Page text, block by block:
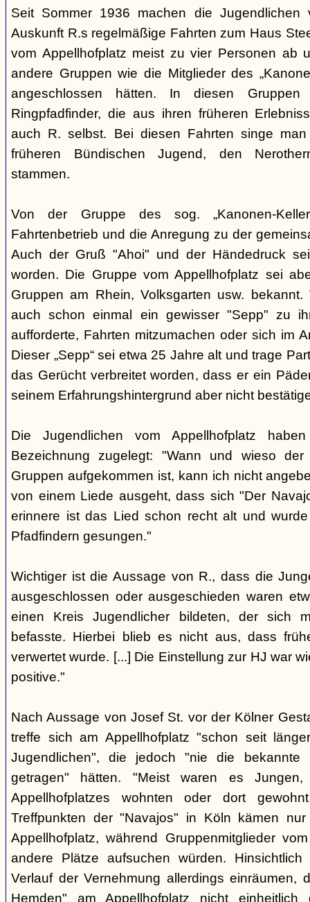
Seit Sommer 1936 machen die Jugendlichen
Auskunft R.s regelmäßige Fahrten zum Haus
vom Appellhofplatz meist zu vier Personen ab
andere Gruppen wie die Mitglieder des
angeschlossen hätten. In diesen
Ringpfadfinder, die aus ihren früheren
auch R. selbst. Bei diesen Fahrten singe
früheren Bündischen Jugend, den
stammen.
Von der Gruppe des sog. „Kanonen-
Fahrtenbetrieb und die Anregung zu der
Auch der Gruß "Ahoi" und der Händedruck
worden. Die Gruppe vom Appellhofplatz sei
Gruppen am Rhein, Volksgarten usw.
auch schon einmal ein gewisser "Sepp" zu
aufforderte, Fahrten mitzumachen oder sich im
Dieser „Sepp“ sei etwa 25 Jahre alt und trage
das Gerücht verbreitet worden, dass er ein
seinem Erfahrungshintergrund aber nicht
Die Jugendlichen vom Appellhofplatz
Bezeichnung zugelegt: "Wann und wieso
Gruppen aufgekommen ist, kann ich nicht
von einem Liede ausgeht, dass sich "Der
erinnere ist das Lied schon recht alt und
Pfadfindern gesungen."
Wichtiger ist die Aussage von R., dass die
ausgeschlossen oder ausgeschieden waren
einen Kreis Jugendlicher bildeten, der sich
befasste. Hierbei blieb es nicht aus, dass
verwertet wurde. [...] Die Einstellung zur HJ war
positive."
Nach Aussage von Josef St. vor der Kölner
treffe sich am Appellhofplatz "schon seit
Jugendlichen", die jedoch "nie die
getragen" hätten. "Meist waren es
Appellhofplatzes wohnten oder dort
Treffpunkten der "Navajos" in Köln kämen
Appellhofplatz, während Gruppenmitglieder
andere Plätze aufsuchen würden.
Verlauf der Vernehmung allerdings einräumen,
Hemden" am Appellhofplatz nicht einheitlich